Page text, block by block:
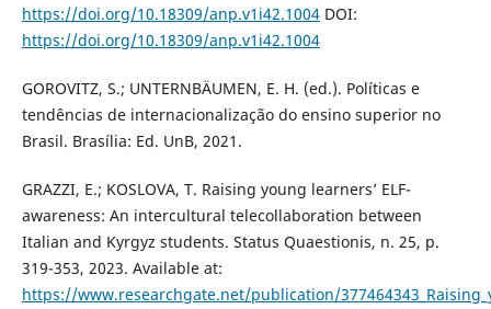
https://doi.org/10.18309/anp.v1i42.1004DOI:
https://doi.org/10.18309/anp.v1i42.1004
GOROVITZ, S.; UNTERNBÄUMEN, E. H. (ed.). Políticas e
tendências de internacionalização do ensino superior no
Brasil. Brasília: Ed. UnB, 2021.
GRAZZI, E.; KOSLOVA, T. Raising young learners’ ELF-
awareness: An intercultural telecollaboration between
Italian and Kyrgyz students. Status Quaestionis, n. 25, p.
319-353, 2023. Available at:
https://www.researchgate.net/publication/